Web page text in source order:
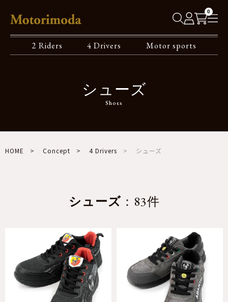
0
2 Riders 4 Drivers Motor sports
シューズ
Shoes
HOME Concept 4 Drivers シューズ
シューズ：83件